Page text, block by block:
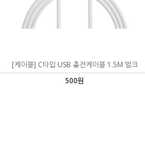
[케이블] C타입 USB 충전케이블 1.5M 벌크
500원